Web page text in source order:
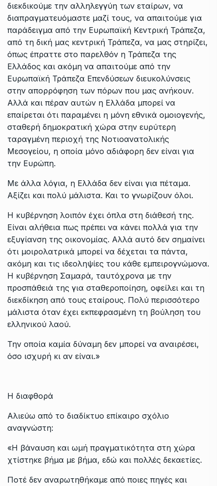
διεκδικούμε την αλληλεγγύη των εταίρων, να
διαπραγματευόμαστε μαζί τους, να απαιτούμε για
παράδειγμα από την Ευρωπαϊκή Κεντρική Τράπεζα,
από τη δική μας κεντρική Τράπεζα, να μας στηρίζει,
όπως έπραττε στο παρελθόν η Τράπεζα της
Ελλάδος και ακόμη να απαιτούμε από την
Ευρωπαϊκή Τράπεζα Επενδύσεων διευκολύνσεις
στην απορρόφηση των πόρων που μας ανήκουν.
Αλλά και πέραν αυτών η Ελλάδα μπορεί να
επαίρεται ότι παραμένει η μόνη εθνικά ομοιογενής,
σταθερή δημοκρατική χώρα στην ευρύτερη
ταραγμένη περιοχή της Νοτιοανατολικής
Μεσογείου, η οποία μόνο αδιάφορη δεν είναι για
την Ευρώπη.
Με άλλα λόγια, η Ελλάδα δεν είναι για πέταμα.
Αξίζει και πολύ μάλιστα. Και το γνωρίζουν όλοι.
Η κυβέρνηση λοιπόν έχει όπλα στη διάθεσή της.
Είναι αλήθεια πως πρέπει να κάνει πολλά για την
εξυγίανση της οικονομίας. Αλλά αυτό δεν σημαίνει
ότι μοιρολατρικά μπορεί να δέχεται τα πάντα,
ακόμη και τις ιδεοληψίες του κάθε εμπειρογνώμονα.
Η κυβέρνηση Σαμαρά, ταυτόχρονα με την
προσπάθειά της για σταθεροποίηση, οφείλει και τη
διεκδίκηση από τους εταίρους. Πολύ περισσότερο
μάλιστα όταν έχει εκπεφρασμένη τη βούληση του
ελληνικού λαού.
Την οποία καμία δύναμη δεν μπορεί να αναιρέσει,
όσο ισχυρή κι αν είναι.»
Η διαφθορά
Αλιεύω από το διαδίκτυο επίκαιρο σχόλιο
αναγνώστη:
«Η βάναυση και ωμή πραγματικότητα στη χώρα
χτίστηκε βήμα με βήμα, εδώ και πολλές δεκαετίες.
Ποτέ δεν αναρωτηθήκαμε από ποιες πηγές και